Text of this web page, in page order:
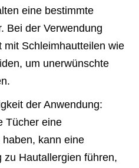
eine bestimmte
Bei der Verwendung
mit Schleimhautteilen wie
um unerwünschte
der Anwendung:
Tücher eine
kann eine
zu Hautallergien führen,